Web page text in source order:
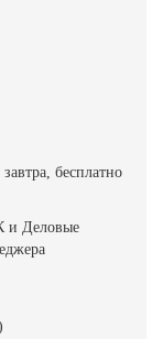
завтра, бесплатно
и Деловые